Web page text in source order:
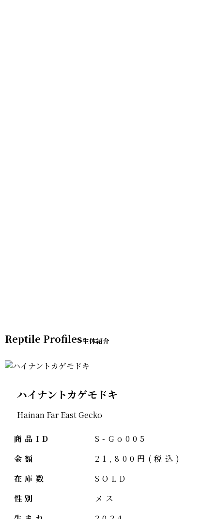
Reptile Profiles
ハイナントカゲモドキ
Hainan Far East Gecko
商品ID
S-Go005
金額
21,800円(税込)
在庫数
SOLD
性別
メス